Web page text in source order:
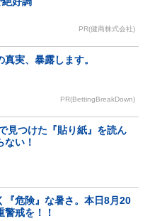
PR(健商株式会社)
実、暴露します。
PR(BettingBreakDown)
見つけた『貼り紙』を読ん
い！
『危険』な暑さ。本日8月20
警戒を！！